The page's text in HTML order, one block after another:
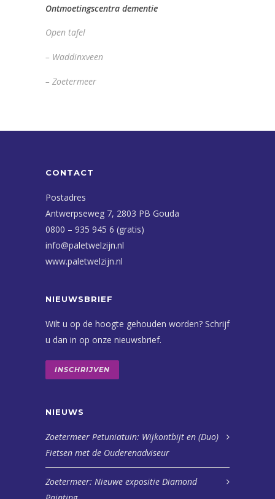
Ontmoetingscentra dementie
Open tafel
– Waddinxveen
– Zoetermeer
CONTACT
Postadres
Antwerpseweg 7, 2803 PB Gouda
0800 – 935 945 6 (gratis)
info@paletwelzijn.nl
www.paletwelzijn.nl
NIEUWSBRIEF
Wilt u op de hoogte gehouden worden? Schrijf
u dan in op onze nieuwsbrief.
INSCHRIJVEN
NIEUWS
Zoetermeer Petuniatuin: Wijkontbijt en (Duo)
Fietsen met de Ouderenadviseur
Zoetermeer: Nieuwe expositie Diamond